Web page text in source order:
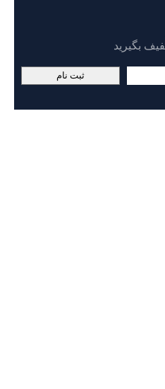
ثبت نام